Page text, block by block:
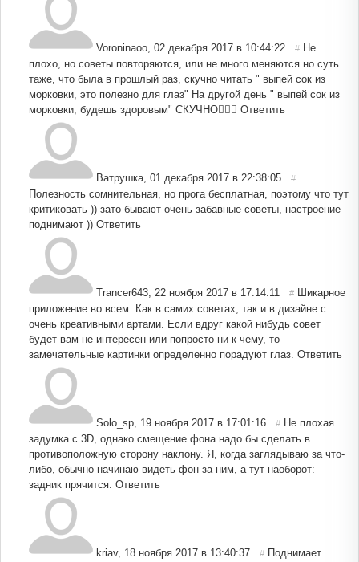
Voroninaoo, 02 декабря 2017 в 10:44:22 # Не
плохо, но советы повторяются, или не много меняются но суть
таже, что была в прошлый раз, скучно читать " выпей сок из
морковки, это полезно для глаз" На другой день " выпей сок из
морковки, будешь здоровым" СКУЧНО Ответить
Ватрушка, 01 декабря 2017 в 22:38:05 #
Полезность сомнительная, но прога бесплатная, поэтому что тут
критиковать )) зато бывают очень забавные советы, настроение
поднимают )) Ответить
Trancer643, 22 ноября 2017 в 17:14:11 # Шикарное
приложение во всем. Как в самих советах, так и в дизайне с
очень креативными артами. Если вдруг какой нибудь совет
будет вам не интересен или попросто ни к чему, то
замечательные картинки определенно порадуют глаз. Ответить
Solo_sp, 19 ноября 2017 в 17:01:16 # Не плохая
задумка с 3D, однако смещение фона надо бы сделать в
противоположную сторону наклону. Я, когда заглядываю за что-
либо, обычно начинаю видеть фон за ним, а тут наоборот:
задник прячится. Ответить
kriav, 18 ноября 2017 в 13:40:37 # Поднимает